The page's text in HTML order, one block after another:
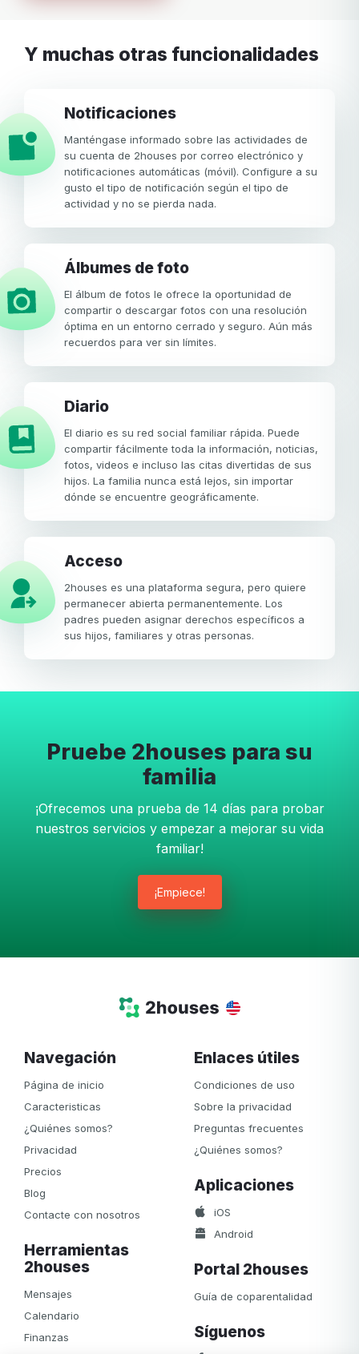
Y muchas otras funcionalidades
Notificaciones
Manténgase informado sobre las actividades de
su cuenta de 2houses por correo electrónico y
notificaciones automáticas (móvil). Configure a su
gusto el tipo de notificación según el tipo de
actividad y no se pierda nada.
Álbumes de foto
El álbum de fotos le ofrece la oportunidad de
compartir o descargar fotos con una resolución
óptima en un entorno cerrado y seguro. Aún más
recuerdos para ver sin límites.
Diario
El diario es su red social familiar rápida. Puede
compartir fácilmente toda la información, noticias,
fotos, videos e incluso las citas divertidas de sus
hijos. La familia nunca está lejos, sin importar
dónde se encuentre geográficamente.
Acceso
2houses es una plataforma segura, pero quiere
permanecer abierta permanentemente. Los
padres pueden asignar derechos específicos a
sus hijos, familiares y otras personas.
Pruebe 2houses para su
familia
¡Ofrecemos una prueba de 14 días para probar
nuestros servicios y empezar a mejorar su vida
familiar!
¡Empiece!
Navegación
Página de inicio
Caracteristicas
¿Quiénes somos?
Privacidad
Precios
Blog
Contacte con nosotros
Herramientas
2houses
Mensajes
Calendario
Finanzas
Enlaces útiles
Condiciones de uso
Sobre la privacidad
Preguntas frecuentes
¿Quiénes somos?
Aplicaciones
iOS
Android
Portal 2houses
Guía de coparentalidad
Síguenos